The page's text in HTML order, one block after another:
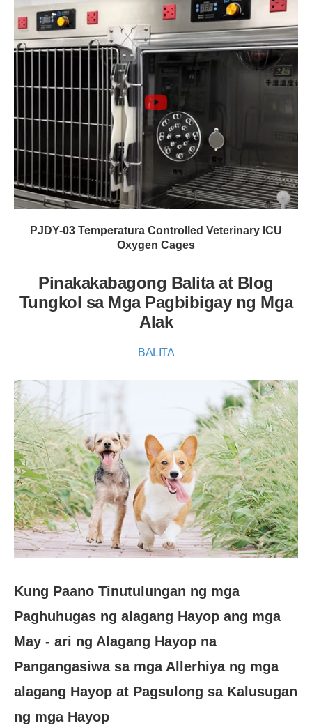
PJDY-03 Temperatura Controlled Veterinary ICU
Oxygen Cages
Pinakakabagong Balita at Blog
Tungkol sa Mga Pagbibigay ng Mga
Alak
BALITA
Kung Paano Tinutulungan ng mga
Paghuhugas ng alagang Hayop ang mga
May - ari ng Alagang Hayop na
Pangangasiwa sa mga Allerhiya ng mga
alagang Hayop at Pagsulong sa Kalusugan
ng mga Hayop